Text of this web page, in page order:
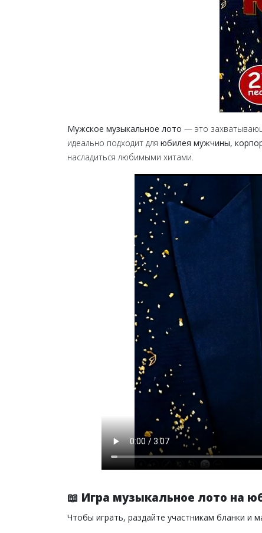
Мужское музыкальное лото — это
идеально подходит для юбилея мужчины,
насладиться любимыми хитами.
📖 Игра музыкальное лото на
Чтобы играть, раздайте участникам бланки и